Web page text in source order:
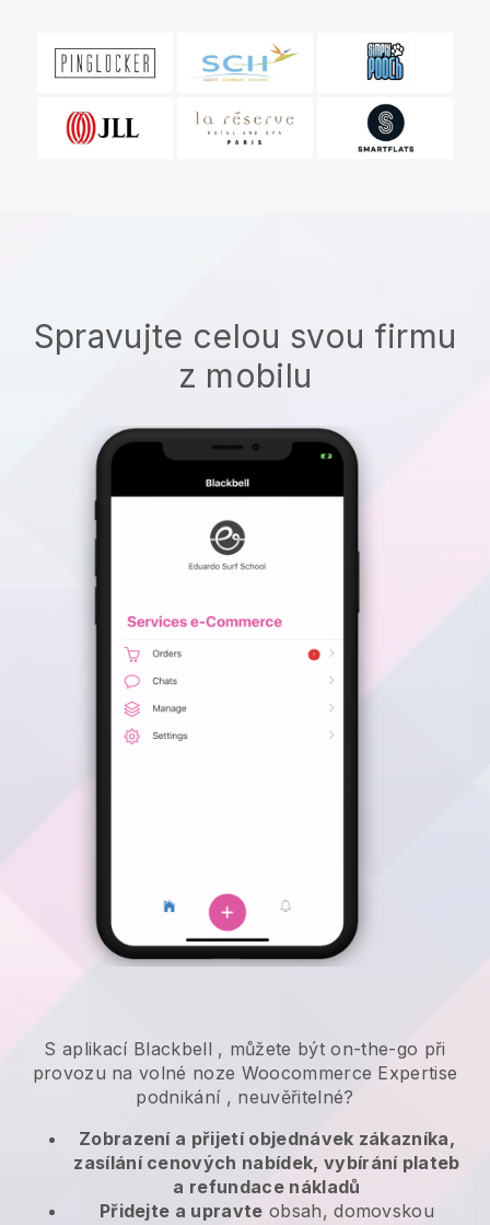
Spravujte celou svou firmu
z mobilu
S aplikací Blackbell , můžete být on-the-go při
provozu na volné noze Woocommerce Expertise
podnikání, neuvěřitelné?
Zobrazení a přijetí objednávek zákazníka,
zasílání cenových nabídek, vybírání plateb
a refundace nákladů
Přidejte a upravte obsah, domovskou